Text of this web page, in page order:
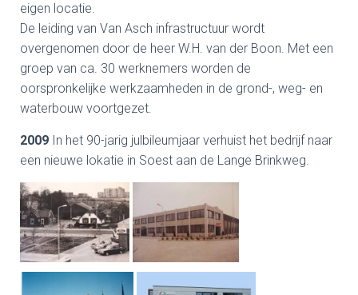
eigen locatie.
De leiding van Van Asch infrastructuur wordt
overgenomen door de heer W.H. van der Boon. Met een
groep van ca. 30 werknemers worden de
oorspronkelijke werkzaamheden in de grond-, weg- en
waterbouw voortgezet.
2009 In het 90-jarig julbileumjaar verhuist het bedrijf naar
een nieuwe lokatie in Soest aan de Lange Brinkweg.